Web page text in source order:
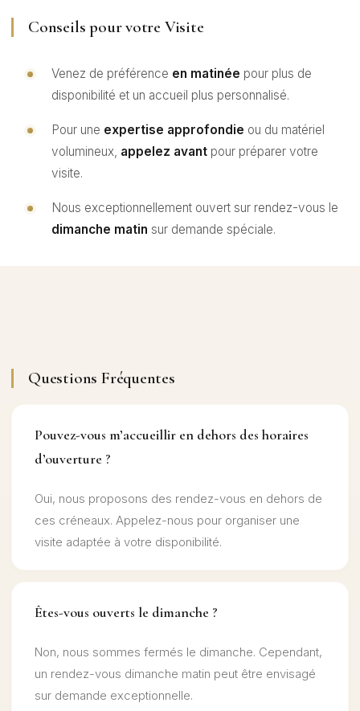
Conseils pour votre Visite
Venez de préférence en matinée pour plus de
disponibilité et un accueil plus personnalisé.
Pour une expertise approfondie ou du matériel
volumineux, appelez avant pour préparer votre
visite.
Nous exceptionnellement ouvert sur rendez-vous le
dimanche matin sur demande spéciale.
Questions Fréquentes
Pouvez-vous m’accueillir en dehors des horaires
d’ouverture ?
Oui, nous proposons des rendez-vous en dehors de
ces créneaux. Appelez-nous pour organiser une
visite adaptée à votre disponibilité.
Êtes-vous ouverts le dimanche ?
Non, nous sommes fermés le dimanche. Cependant,
un rendez-vous dimanche matin peut être envisagé
sur demande exceptionnelle.